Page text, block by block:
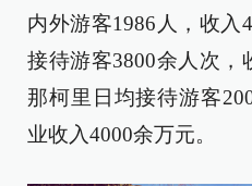
内外游客1986人，收入
接待游客3800余人次，
那柯里日均接待游客
业收入4000余万元。